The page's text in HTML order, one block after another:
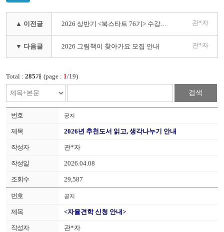
▲ 이전글 관*자
▼ 다음글 2026 그림책이 찾아가요 모집 안내 관*자
Total : 285개 (page : 1/19)
검색
공지
2026년 추천도서 읽고, 생각나누기 안내
관*자
2026.04.08
29,587
공지
<자율견학 신청 안내>
관*자